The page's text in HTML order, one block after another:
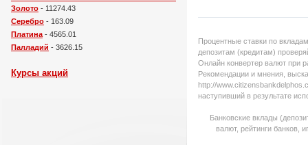
Золото - 11274.43
Серебро - 163.09
Платина - 4565.01
Палладий - 3626.15
Курсы акций
Процентные ставки по
депозитам (кредитам)
Онлайн конвертер валют при
Рекомендации и мнения,
http://
наступивший в результате
Банковские вклады
валют, рейтинги банков,